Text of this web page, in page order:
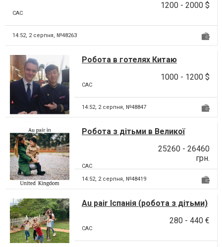
1200 - 2000 $
CAC
14:52, 2 серпня, №48263
Робота в готелях Китаю
1000 - 1200 $
CAC
14:52, 2 серпня, №48847
Робота з дітьми в Великої
25260 - 26460
грн.
CAC
14:52, 2 серпня, №48419
Au pair Іспанія (робота з дітьми)
280 - 440 €
CAC